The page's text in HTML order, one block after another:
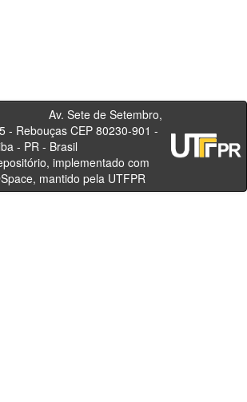
Sete de Setembro,
- Rebouças CEP 80230-901 -
- PR - Brasil
implementado com
mantido pela UTFPR